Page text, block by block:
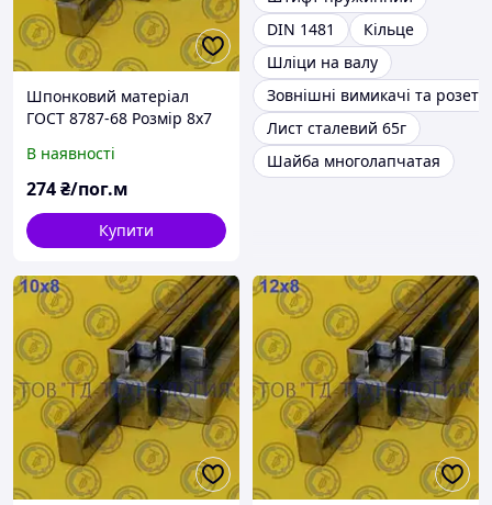
Шпонковий матеріал
ГОСТ 8787-68 Розмір 8х7
В наявності
274₴/пог.м
Купити
DIN 1481
Кільце
Шліци на валу
Зовнішні вимикачі та
Лист сталевий 65г
Шайба многолапчатая